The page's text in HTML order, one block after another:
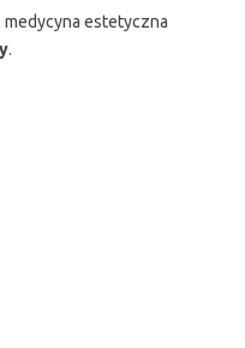
medycyna estetyczna
.